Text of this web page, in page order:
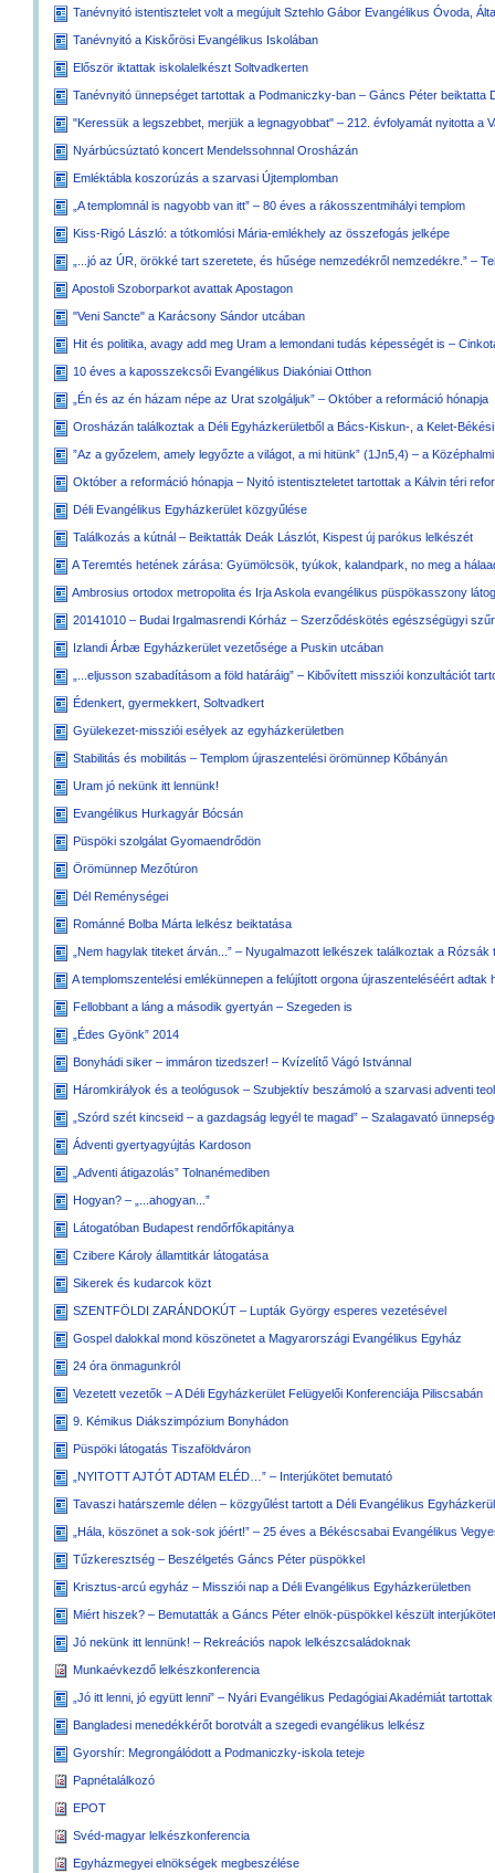
Tanévnyitó istentisztelet volt a megújult Sztehlo Gábor Evangélikus Óvoda,
Tanévnyitó a Kiskőrösi Evangélikus Iskolában
Először iktattak iskolalelkészt Soltvadkerten
Tanévnyitó ünnepséget tartottak a Podmaniczky-ban – Gáncs Péter beiktatta
"Keressük a legszebbet, merjük a legnagyobbat" – 212. évfolyamát nyitotta a
Nyárbúcsúztató koncert Mendelssohnnal Orosházán
Emléktábla koszorúzás a szarvasi Újtemplomban
„A templomnál is nagyobb van itt” – 80 éves a rákosszentmihályi templom
Kiss-Rigó László: a tótkomlósi Mária-emlékhely az összefogás jelképe
„...jó az ÚR, örökké tart szeretete, és hűsége nemzedékről nemzedékre.” –
Apostoli Szoborparkot avattak Apostagon
"Veni Sancte" a Karácsony Sándor utcában
Hit és politika, avagy add meg Uram a lemondani tudás képességét is –
10 éves a kaposszekcsői Evangélikus Diakóniai Otthon
„Én és az én házam népe az Urat szolgáljuk” – Október a reformáció hónapja
Orosházán találkoztak a Déli Egyházkerületből a Bács-Kiskun-, a Kelet-
”Az a győzelem, amely legyőzte a világot, a mi hitünk” (1Jn5,4) – a
Október a reformáció hónapja – Nyitó istentiszteletet tartottak a Kálvin téri
Déli Evangélikus Egyházkerület közgyűlése
Találkozás a kútnál – Beiktatták Deák Lászlót, Kispest új parókus lelkészét
A Teremtés hetének zárása: Gyümölcsök, tyúkok, kalandpark, no meg a
Ambrosius ortodox metropolita és Irja Askola evangélikus püspökasszony
20141010 – Budai Irgalmasrendi Kórház – Szerződéskötés egészségügyi
Izlandi Árbæ Egyházkerület vezetősége a Puskin utcában
„...eljusson szabadításom a föld határáig” – Kibővített missziói konzultációt
Édenkert, gyermekkert, Soltvadkert
Gyülekezet-missziói esélyek az egyházkerületben
Stabilitás és mobilitás – Templom újraszentelési örömünnep Kőbányán
Uram jó nekünk itt lennünk!
Evangélikus Hurkagyár Bócsán
Püspöki szolgálat Gyomaendrődön
Örömünnep Mezőtúron
Dél Reménységei
Románné Bolba Márta lelkész beiktatása
„Nem hagylak titeket árván...” – Nyugalmazott lelkészek találkoztak a Rózsák
A templomszentelési emlékünnepen a felújított orgona újraszenteléséért adtak
Fellobbant a láng a második gyertyán – Szegeden is
„Édes Gyönk” 2014
Bonyhádi siker – immáron tizedszer! – Kvízelítő Vágó Istvánnal
Háromkirályok és a teológusok – Szubjektív beszámoló a szarvasi adventi
„Szórd szét kincseid – a gazdagság legyél te magad” – Szalagavató
Ádventi gyertyagyújtás Kardoson
„Adventi átigazolás” Tolnanémediben
Hogyan? – „...ahogyan...”
Látogatóban Budapest rendőrfőkapitánya
Czibere Károly államtitkár látogatása
Sikerek és kudarcok közt
SZENTFÖLDI ZARÁNDOKÚT – Lupták György esperes vezetésével
Gospel dalokkal mond köszönetet a Magyarországi Evangélikus Egyház
24 óra önmagunkról
Vezetett vezetők – A Déli Egyházkerület Felügyelői Konferenciája Piliscsabán
9. Kémikus Diákszimpózium Bonyhádon
Püspöki látogatás Tiszaföldváron
„NYITOTT AJTÓT ADTAM ELÉD…” – Interjúkötet bemutató
Tavaszi határszemle délen – közgyűlést tartott a Déli Evangélikus
„Hála, köszönet a sok-sok jóért!” – 25 éves a Békéscsabai Evangélikus
Tűzkeresztség – Beszélgetés Gáncs Péter püspökkel
Krisztus-arcú egyház – Missziói nap a Déli Evangélikus Egyházkerületben
Miért hiszek? – Bemutatták a Gáncs Péter elnök-püspökkel készült
Jó nekünk itt lennünk! – Rekreációs napok lelkészcsaládoknak
Munkaévkezdő lelkészkonferencia
„Jó itt lenni, jó együtt lenni” – Nyári Evangélikus Pedagógiai Akadémiát
Bangladesi menedékkérőt borotvált a szegedi evangélikus lelkész
Gyorshír: Megrongálódott a Podmaniczky-iskola teteje
Papnétalálkozó
EPOT
Svéd-magyar lelkészkonferencia
Egyházmegyei elnökségek megbeszélése